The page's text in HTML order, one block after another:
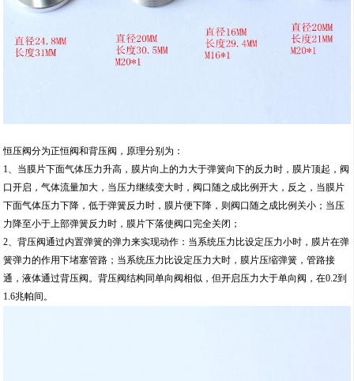
恒压阀分为正恒阀和背压阀，原理分别为：
1、当膜片下面气体压力升高，膜片向上的力大于弹簧向下的反力时，膜片顶起，阀
口开启，气体流量加大，当压力继续变大时，阀口随之成比例开大，反之，当膜片
下面气体压力下降，低于弹簧反力时，膜片便下降，则阀口随之成比例关小；当压
力降至小于上部弹簧反力时，膜片下落使阀口完全关闭；
2、背压阀通过内置弹簧的弹力来实现动作：当系统压力比设定压力小时，膜片在弹
簧弹力的作用下堵塞管路；当系统压力比设定压力大时，膜片压缩弹簧，管路接
通，液体通过背压阀。背压阀结构同单向阀相似，但开启压力大于单向阀，在0.2到
1.6兆帕间。